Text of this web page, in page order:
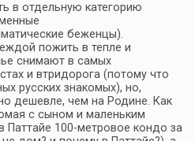
в отдельную категорию
беженцы).
пожить в тепле и
снимают в самых
и втридорога (потому что
русских знакомых), но,
дешевле, чем на Родине. Как
с сыном и маленьким
Паттайе 100-метровое кондо за